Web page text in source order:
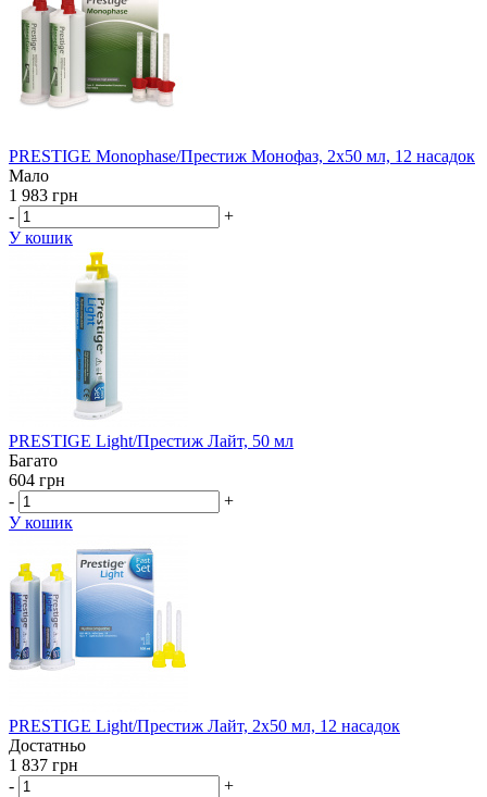
PRESTIGE Monophase/Престиж Монофаз, 2х50 мл, 12 насадок
Мало
1 983 грн
-
+
У кошик
PRESTIGE Light/Престиж Лайт, 50 мл
Багато
604 грн
-
+
У кошик
PRESTIGE Light/Престиж Лайт, 2х50 мл, 12 насадок
Достатньо
1 837 грн
-
+